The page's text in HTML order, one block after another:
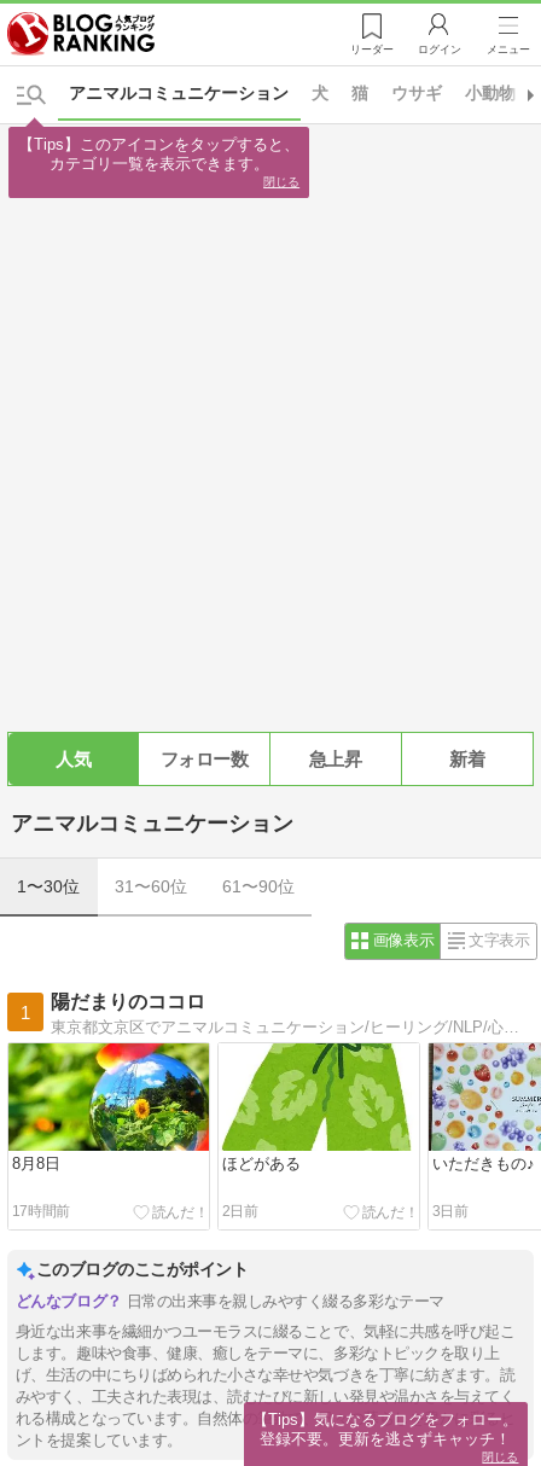
リーダー ログイン メニュー
犬 猫 ウサギ 小動物
アニマルコミュニケーション
人気 フォロー数 急上昇 新着
アニマルコミュニケーション
1〜30位 31〜60位 61〜90位
画像表示 文字表示
1
陽だまりのココロ
東京都文京区でアニマルコミュニケーション/ヒーリング/NLP/心理学/タロー・デ・パリのセッションを提供、高齢犬猫介護記録や同居猫との日常など
8月8日
17時間前
ほどがある
2日前
いただきもの♪
3日前
このブログのここがポイント
日常の出来事を親しみやすく綴る多彩なテーマ
身近な出来事を繊細かつユーモラスに綴ることで、気軽に共感を呼び起こ
します。趣味や食事、健康、癒しをテーマに、多彩なトピックを取り上
げ、生活の中にちりばめられた小さな幸せや気づきを丁寧に紡ぎます。読
みやすく、工夫された表現は、読むたびに新しい発見や温かさを与えてく
れる構成となっています。自然体の筆致で、日々の暮らしを豊かに彩るヒ
ントを提案しています。
【Tips】このアイコンをタップすると、
カテゴリ一覧を表示できます。
閉じる
【Tips】気になるブログをフォロー。
登録不要。更新を逃さずキャッチ！
閉じる